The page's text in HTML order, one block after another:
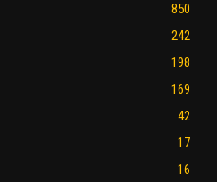
850
242
198
169
42
17
16